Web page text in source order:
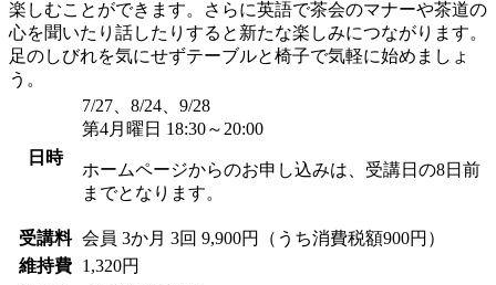
楽しむことができます。さらに英語で茶会のマナーや茶道の
心を聞いたり話したりすると新たな楽しみにつながります。
足のしびれを気にせずテーブルと椅子で気軽に始めましょ
う。
日時
7/27、8/24、9/28
第4月曜日 18:30～20:00
ホームページからのお申し込みは、受講日の8日前
までとなります。
受講料 会員 3か月 3回 9,900円（うち消費税額900円）
維持費
1,320円